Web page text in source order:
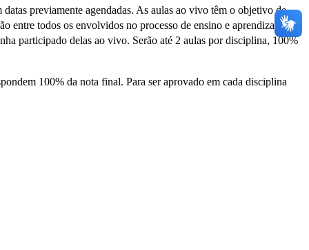
previamente agendadas. As aulas ao vivo têm o objetivo de
entre todos os envolvidos no processo de ensino e aprendizagem.
participado delas ao vivo. Serão até 2 aulas por disciplina, 100%
100% da nota final. Para ser aprovado em cada disciplina